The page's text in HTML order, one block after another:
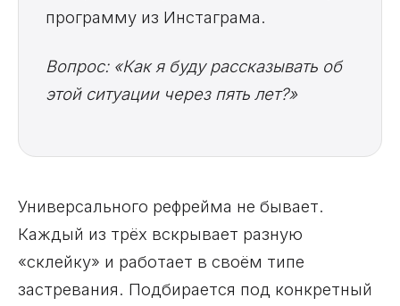
программу из Инстаграма.
Вопрос: «Как я буду рассказывать об
этой ситуации через пять лет?»
Универсального рефрейма не бывает.
Каждый из трёх вскрывает разную
«склейку» и работает в своём типе
застревания. Подбирается под конкретный